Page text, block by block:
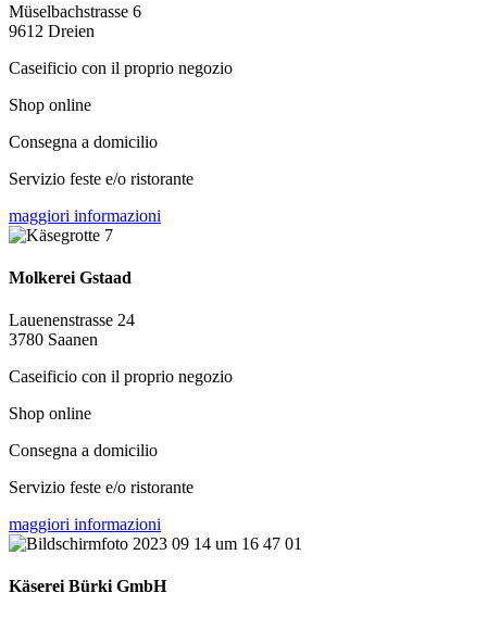
Müselbachstrasse 6
9612 Dreien
Caseificio con il proprio negozio
Shop online
Consegna a domicilio
Servizio feste e/o ristorante
maggiori informazioni
Molkerei Gstaad
Lauenenstrasse 24
3780 Saanen
Caseificio con il proprio negozio
Shop online
Consegna a domicilio
Servizio feste e/o ristorante
maggiori informazioni
Käserei Bürki GmbH